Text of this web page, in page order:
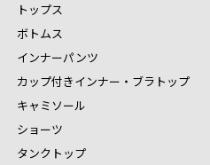
トップス
ボトムス
インナーパンツ
カップ付きインナー・ブラトップ
キャミソール
ショーツ
タンクトップ